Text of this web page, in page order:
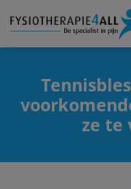
ze te